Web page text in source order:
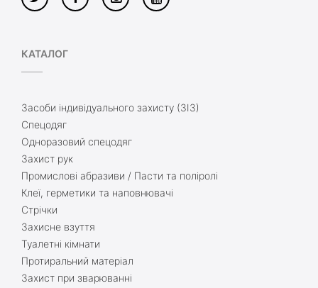
КАТАЛОГ
Засоби індивідуального захисту (ЗІЗ)
Спецодяг
Одноразовий спецодяг
Захист рук
Промислові абразиви / Пасти та поліролі
Клеї, герметики та наповнювачі
Стрічки
Захисне взуття
Туалетні кімнати
Протиральний матеріал
Захист при зварюванні